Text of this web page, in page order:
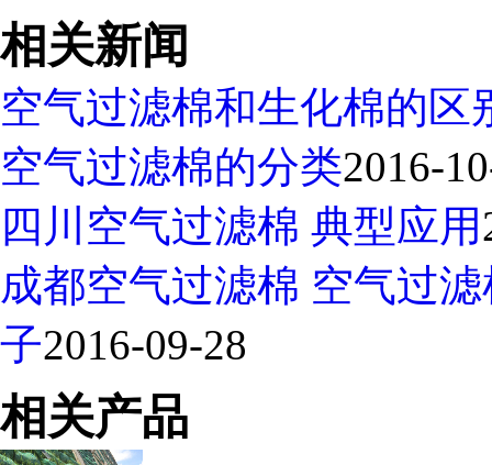
相关新闻
空气过滤棉和生化棉的区
空气过滤棉的分类2016-
四川空气过滤棉 典型应用
成都空气过滤棉 空气过
子2016-09-28
相关产品